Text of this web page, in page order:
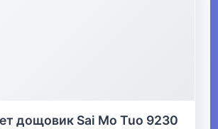
дощовик Sai Mo Tuo 9230